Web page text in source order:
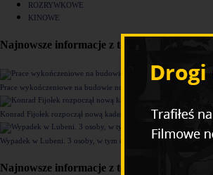
ROZRYWKOWE
KINOWE
Najnowsze informacje z tego działu
Prace wykończeniowe na budowie nowego komisariatu Policji w
Konrad Fijołek rozpoczął nową kadencję. "Chcę rozwijać 4
Wypadek w Lubeni. 3 osoby, w tym dziecko trafiły do szpitala
Najnowsze informacje z tego działu